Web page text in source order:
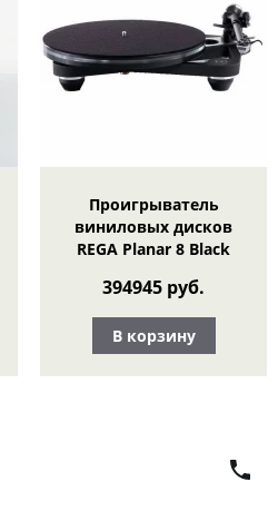
Проигрыватель
виниловых дисков
REGA Planar 8 Black
394945 руб.
В корзину